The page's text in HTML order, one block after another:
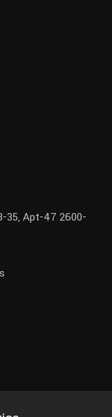
35, Apt-47 2600-